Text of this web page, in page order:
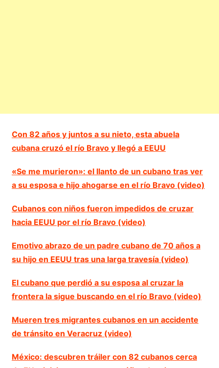
Con 82 años y juntos a su nieto, esta abuela
cubana cruzó el río Bravo y llegó a EEUU
«Se me murieron»: el llanto de un cubano tras ver
a su esposa e hijo ahogarse en el río Bravo (video)
Cubanos con niños fueron impedidos de cruzar
hacia EEUU por el río Bravo (video)
Emotivo abrazo de un padre cubano de 70 años a
su hijo en EEUU tras una larga travesía (video)
El cubano que perdió a su esposa al cruzar la
frontera la sigue buscando en el río Bravo (video)
Mueren tres migrantes cubanos en un accidente
de tránsito en Veracruz (video)
México: descubren tráiler con 82 cubanos cerca